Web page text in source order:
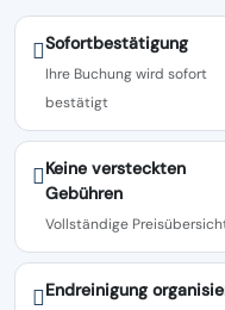
Sofortbestätigung
Ihre Buchung wird sofort
bestätigt
Keine versteckten
Gebühren
Vollständige
Endreinigung